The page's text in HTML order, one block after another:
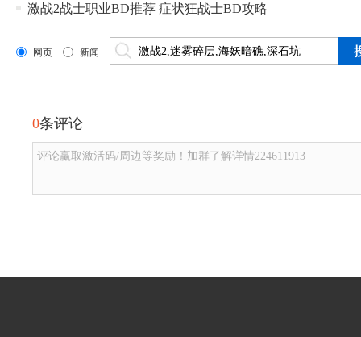
激战2战士职业BD推荐 症状狂战士BD攻略
网页 新闻
0条评论
评论赢取激活码/周边等奖励！加群了解详情224611913